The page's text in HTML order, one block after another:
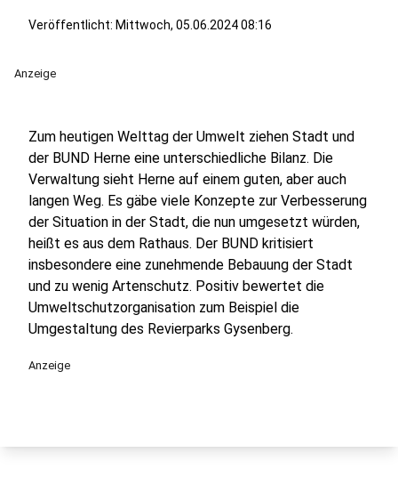
Veröffentlicht: Mittwoch, 05.06.2024 08:16
Anzeige
Zum heutigen Welttag der Umwelt ziehen Stadt und
der BUND Herne eine unterschiedliche Bilanz. Die
Verwaltung sieht Herne auf einem guten, aber auch
langen Weg. Es gäbe viele Konzepte zur Verbesserung
der Situation in der Stadt, die nun umgesetzt würden,
heißt es aus dem Rathaus. Der BUND kritisiert
insbesondere eine zunehmende Bebauung der Stadt
und zu wenig Artenschutz. Positiv bewertet die
Umweltschutzorganisation zum Beispiel die
Umgestaltung des Revierparks Gysenberg.
Anzeige